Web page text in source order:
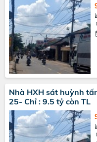
Nhà HXH sát huỳnh
25- Chỉ : 9.5 tỷ còn TL